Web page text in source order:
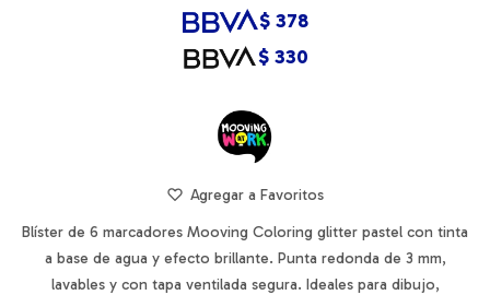
$ 330
$ 378
Blíster de 6 marcadores Mooving Coloring glitter pastel con tinta
a base de agua y efecto brillante. Punta redonda de 3 mm,
lavables y con tapa ventilada segura. Ideales para dibujo,